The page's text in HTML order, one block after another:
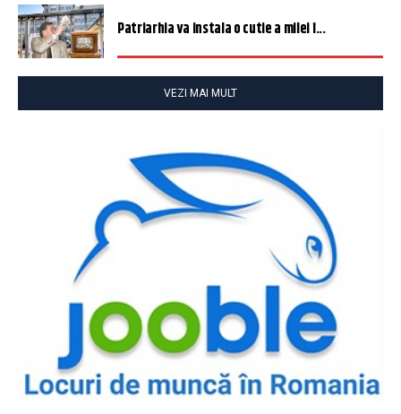
Patriarhia va instala o cutie a milei î...
VEZI MAI MULT